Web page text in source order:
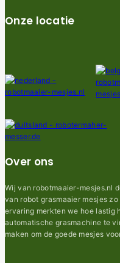
Onze locatie
Over ons
Wij van robotmaaier-mesjes.nl
van robot grasmaaier mesjes
ervaring merkten we hoe lastig
automatische grasmachine te
maken om de goede mesjes